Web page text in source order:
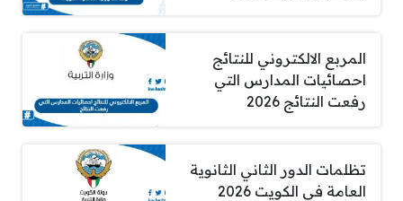
المربع الالكتروني للنتائج
احصائيات المدارس التي
رفعت النتائج 2026
تظلمات الدور الثاني الثانوية
العامة في الكويت 2026